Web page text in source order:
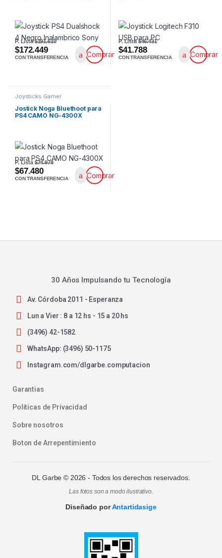
P. Lista$191.610
$172.449
CON TRANSFERENCIA Comprar
P. Lista$46.431
$41.788
CON TRANSFERENCIA Comprar
Joysticks Gamer
Jostick Noga Bluethoot para
PS4 CAMO NG-4300X
P. Lista$74.978
$67.480
CON TRANSFERENCIA Comprar
30 Años Impulsando tu Tecnología
Av. Córdoba 2011 - Esperanza
Lun a Vier : 8 a 12 hs - 15 a 20 hs
(3496) 42-1582
WhatsApp: (3496) 50-1175
Instagram.com/dlgarbe.computacion
Garantias
Politicas de Privacidad
Sobre nosotros
Boton de Arrepentimiento
DL Garbe © 2026 - Todos los derechos reservados.
Las fotos son a modo ilustrativo.
Diseñado porAntartidasige